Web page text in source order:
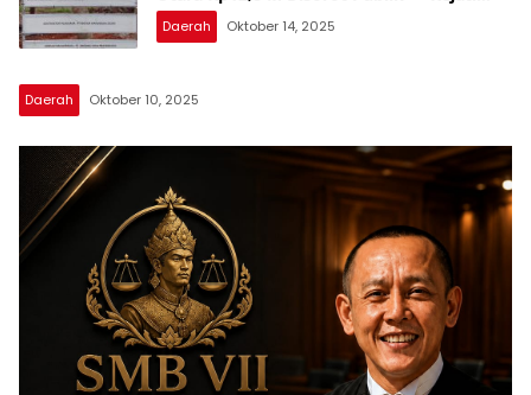
Turun, Tapi Bungkam!
Daerah Oktober 14, 2025
Daerah Oktober 10, 2025